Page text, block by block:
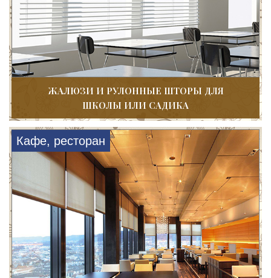
ЖАЛЮЗИ И РУЛОННЫЕ ШТОРЫ ДЛЯ
ШКОЛЫ ИЛИ САДИКА
Кафе, ресторан